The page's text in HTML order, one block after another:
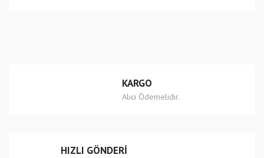
Ürün açıklamasında eksik bilgiler bulunuyor.
Bu ürüne benzer farklı alternatifler olmalı.
KARGO
Alıcı Ödemelidir.
HIZLI GÖNDERİ